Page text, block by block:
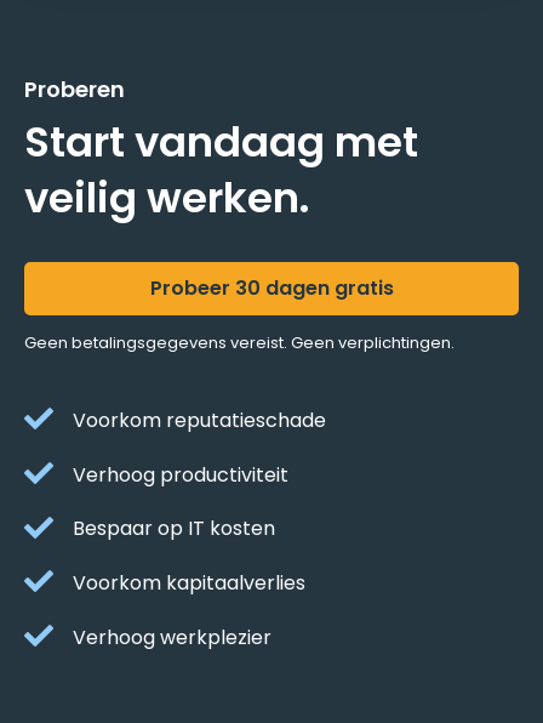
Proberen
Start vandaag met
veilig werken.
Probeer 30 dagen gratis
Geen betalingsgegevens vereist. Geen verplichtingen.
Voorkom reputatieschade
Verhoog productiviteit
Bespaar op IT kosten
Voorkom kapitaalverlies
Verhoog werkplezier